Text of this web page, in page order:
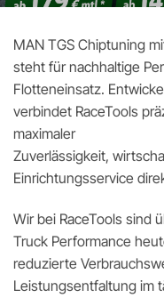
MAN TGS Chiptuning
steht für nachhaltige
Flotteneinsatz.
verbindet RaceTools
maximaler
Zuverlässigkeit,
Einrichtungsservice
Wir bei RaceTools sind
Truck Performance
reduzierte
Leistungsentfaltung im